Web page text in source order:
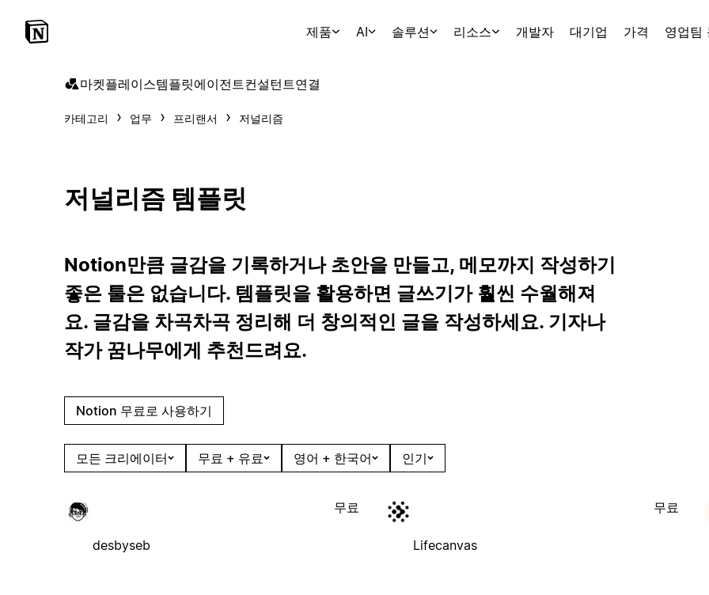
제품 AI 솔루션 리소스 개발자 대기업 가격 영업팀
마켓플레이스템플릿에이전트컨설턴트연결
카테고리 업무 프리랜서 저널리즘
저널리즘 템플릿
Notion만큼 글감을 기록하거나 초안을 만들고, 메모까지 작성하기
좋은 툴은 없습니다. 템플릿을 활용하면 글쓰기가 훨씬 수월해져
요. 글감을 차곡차곡 정리해 더 창의적인 글을 작성하세요. 기자나
작가 꿈나무에게 추천드려요.
Notion 무료로 사용하기
모든 크리에이터 무료 + 유료 영어 + 한국어 인기
desbyseb
무료
Lifecanvas
무료